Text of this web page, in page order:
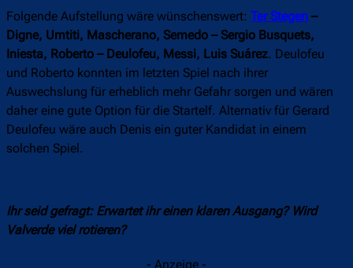
Folgende Aufstellung wäre wünschenswert: Ter Stegen –
Digne, Umtiti, Mascherano, Semedo – Sergio Busquets,
Iniesta, Roberto – Deulofeu, Messi, Luis Suárez. Deulofeu
und Roberto konnten im letzten Spiel nach ihrer
Auswechslung für erheblich mehr Gefahr sorgen und wären
daher eine gute Option für die Startelf. Alternativ für Gerard
Deulofeu wäre auch Denis ein guter Kandidat in einem
solchen Spiel.
Ihr seid gefragt: Erwartet ihr einen klaren Ausgang? Wird
Valverde viel rotieren?
- Anzeige -